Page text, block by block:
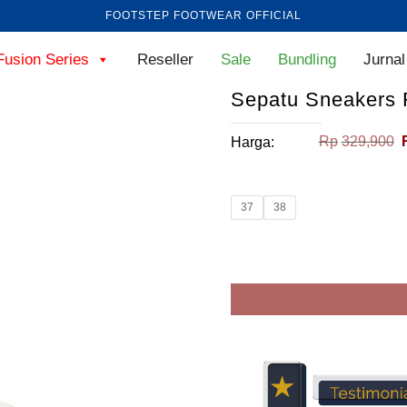
FOOTSTEP FOOTWEAR OFFICIAL
Series Reseller Sale Bundling Jurnal
Sepatu Sneakers
Harga: Rp 329,900
37 38